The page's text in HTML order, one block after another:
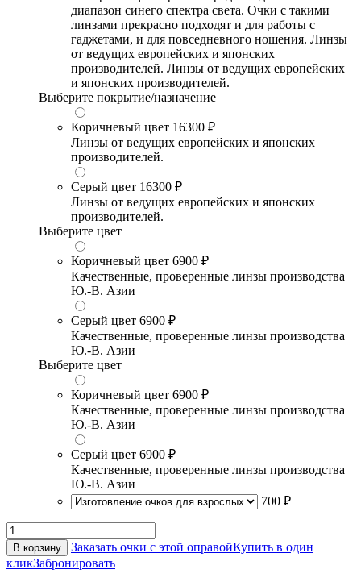
диапазон синего спектра света. Очки с такими
линзами прекрасно подходят и для работы с
гаджетами, и для повседневного ношения. Линзы
от ведущих европейских и японских
производителей. Линзы от ведущих европейских
и японских производителей.
Выберите покрытие/назначение
Коричневый цвет 16300 ₽
Линзы от ведущих европейских и японских
производителей.
Серый цвет 16300 ₽
Линзы от ведущих европейских и японских
производителей.
Выберите цвет
Коричневый цвет 6900 ₽
Качественные, проверенные линзы производства
Ю.-В. Азии
Серый цвет 6900 ₽
Качественные, проверенные линзы производства
Ю.-В. Азии
Выберите цвет
Коричневый цвет 6900 ₽
Качественные, проверенные линзы производства
Ю.-В. Азии
Серый цвет 6900 ₽
Качественные, проверенные линзы производства
Ю.-В. Азии
700 ₽
В корзину Заказать очки с этой оправойКупить в один
кликЗабронировать